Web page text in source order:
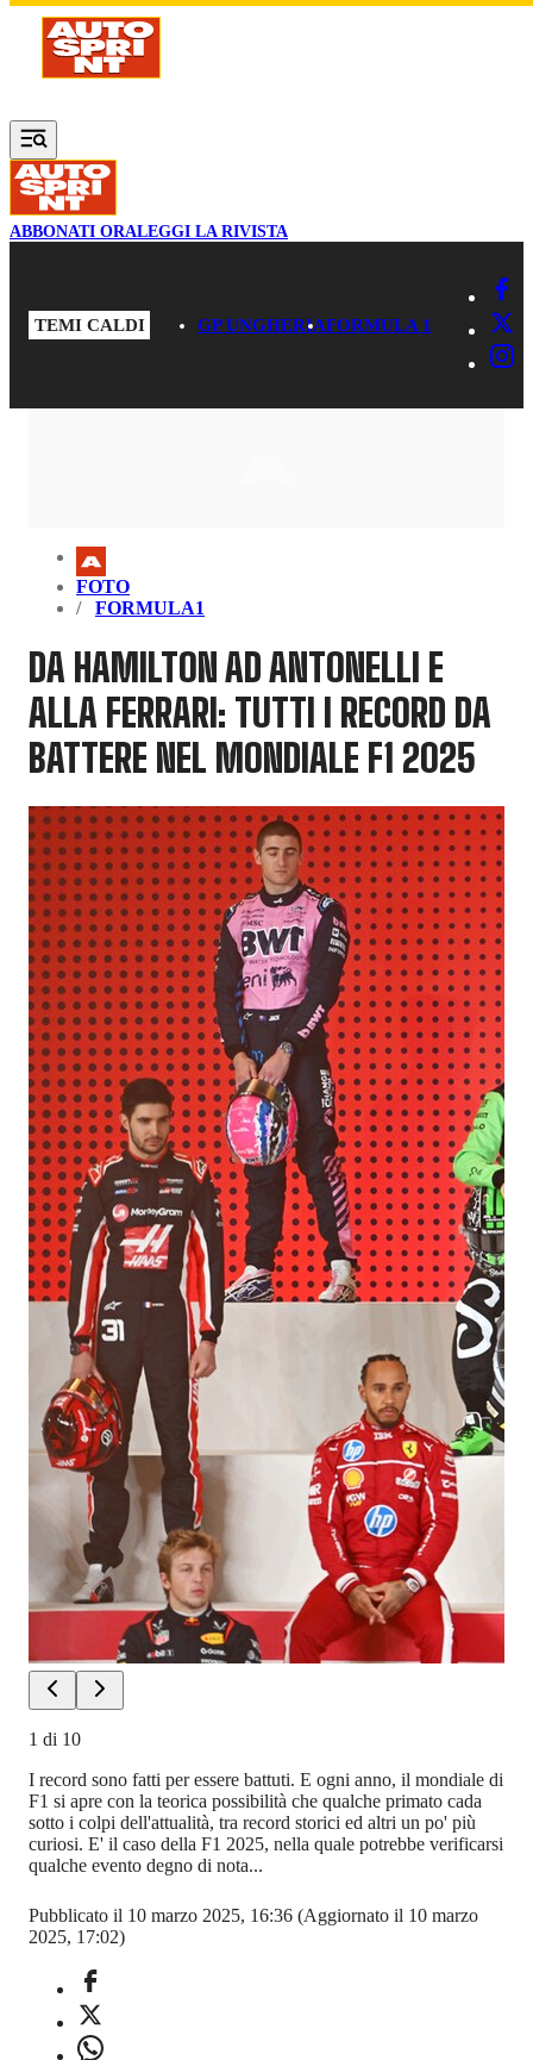
Vai al contenuto principale
ABBONATI ORALEGGI LA RIVISTA
TEMI CALDI GP UNGHERIAFORMULA 1
FOTO
FORMULA1
DA HAMILTON AD ANTONELLI E
ALLA FERRARI: TUTTI I RECORD DA
BATTERE NEL MONDIALE F1 2025
1 di 10
I record sono fatti per essere battuti. E ogni anno, il mondiale di
F1 si apre con la teorica possibilità che qualche primato cada
sotto i colpi dell'attualità, tra record storici ed altri un po' più
curiosi. E' il caso della F1 2025, nella quale potrebbe verificarsi
qualche evento degno di nota...
Pubblicato il 10 marzo 2025, 16:36 (Aggiornato il 10 marzo
2025, 17:02)